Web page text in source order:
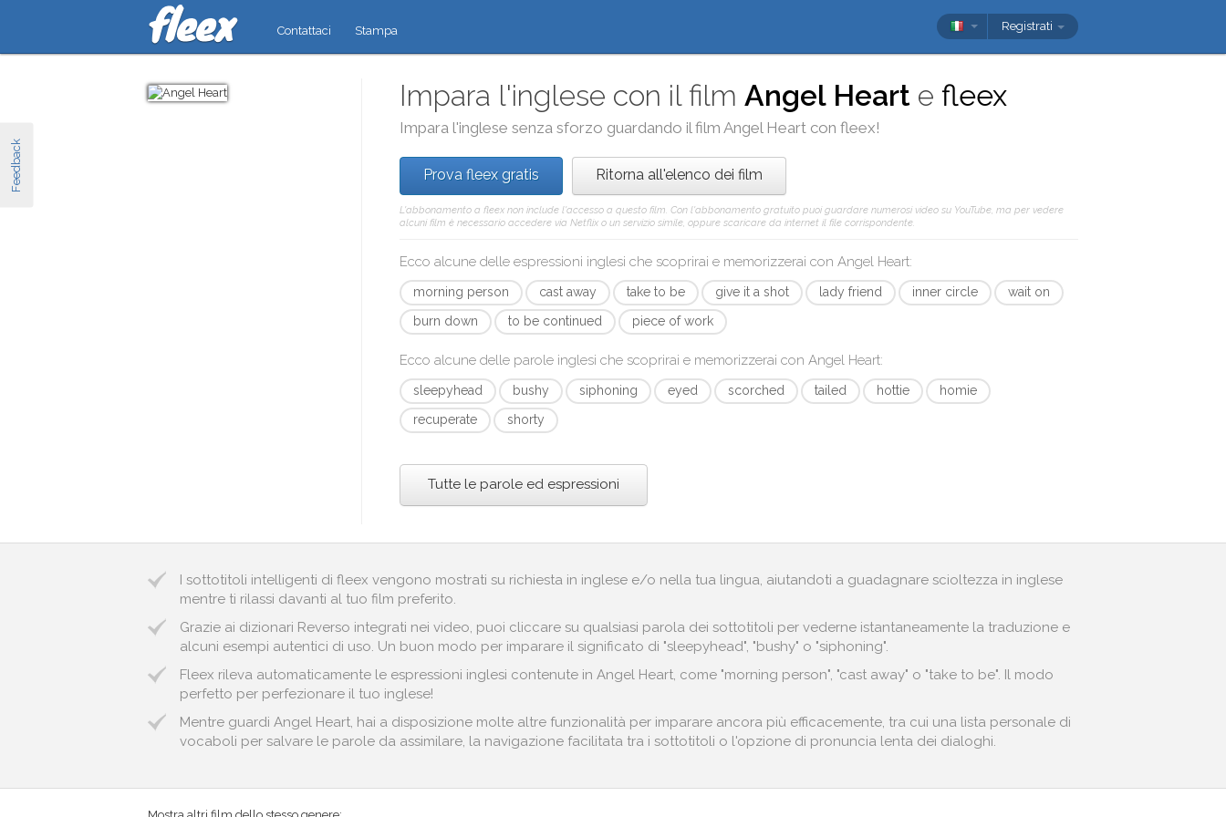
Feedback
Contattaci Stampa Registrati
Impara l'inglese con il film Angel Hearte fleex
Impara l'inglese senza sforzo guardando il film Angel Heartcon fleex!
Prova fleex gratis Ritorna all'elenco dei film
L'abbonamento a fleex non include l'accesso a questo film. Con l'abbonamento gratuito puoi guardare numerosi video su YouTube, ma per vedere
alcuni film è necessario accedere via Netflix o un servizio simile, oppure scaricare da internet il file corrispondente.
Ecco alcune delle espressioni inglesi che scoprirai e memorizzerai con Angel Heart:
morning person cast away take to be give it a shot lady friend inner circle
wait on
burn down
to be continued piece of work
Ecco alcune delle parole inglesi che scoprirai e memorizzerai con Angel Heart:
sleepyhead bushy siphoning eyed scorched tailed hottie
homie
recuperate
shorty
Tutte le parole ed espressioni
I sottotitoli intelligenti di fleex vengono mostrati su richiesta in inglese e/o nella tua lingua, aiutandoti a guadagnare scioltezza in inglese
mentre ti rilassi davanti al tuo film preferito.
Grazie ai dizionari Reverso integrati nei video, puoi cliccare su qualsiasi parola dei sottotitoli per vederne istantaneamente la traduzione e
alcuni esempi autentici di uso. Un buon modo per imparare il significato di "sleepyhead", "bushy" o "siphoning".
Fleex rileva automaticamente le espressioni inglesi contenute in Angel Heart, come "morning person", "cast away" o "take to be". Il modo
perfetto per perfezionare il tuo inglese!
Mentre guardi Angel Heart, hai a disposizione molte altre funzionalità per imparare ancora più efficacemente, tra cui una lista personale di
vocaboli per salvare le parole da assimilare, la navigazione facilitata tra i sottotitoli o l'opzione di pronuncia lenta dei dialoghi.